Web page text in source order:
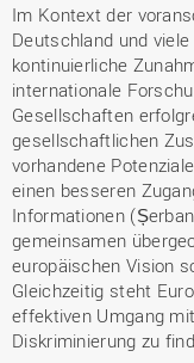
Im Kontext der
Deutschland und
kontinuierliche
internationale
Gesellschaften
gesellschaftlichen
vorhandene
einen besseren
Informationen
gemeinsamen
europäischen Vision
Gleichzeitig steht
effektiven Umgang
Diskriminierung zu